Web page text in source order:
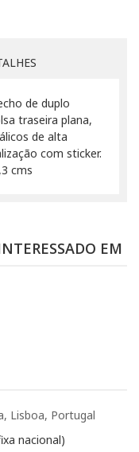
de duplo
traseira plana,
de alta
com sticker.
cms
EM
Lisboa, Portugal
nacional)